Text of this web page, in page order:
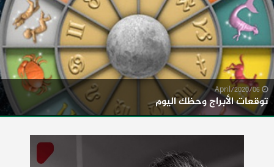
توقعات الأبراج وحظك اليوم